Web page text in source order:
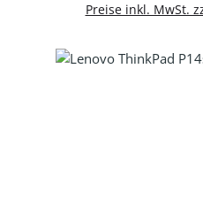
Preise inkl. MwSt.